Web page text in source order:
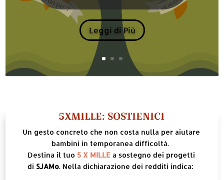
Leggi di Più
5XMILLE: SOSTIENICI
Un gesto concreto che non costa nulla per aiutare
bambini in temporanea difficoltà.
Destina il tuo 5 X MILLE a sostegno dei progetti
di SJAMo. Nella dichiarazione dei redditi indica: